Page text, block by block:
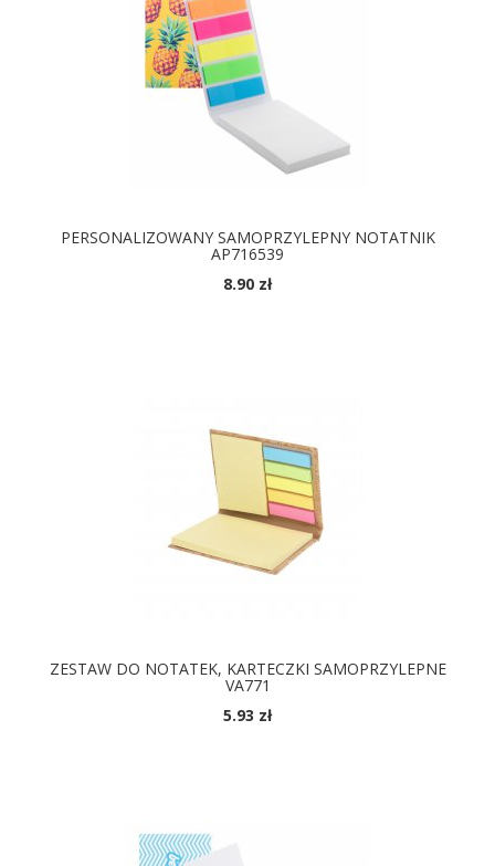
PERSONALIZOWANY SAMOPRZYLEPNY NOTATNIK
AP716539
8.90 zł
ZESTAW DO NOTATEK, KARTECZKI SAMOPRZYLEPNE
VA771
5.93 zł